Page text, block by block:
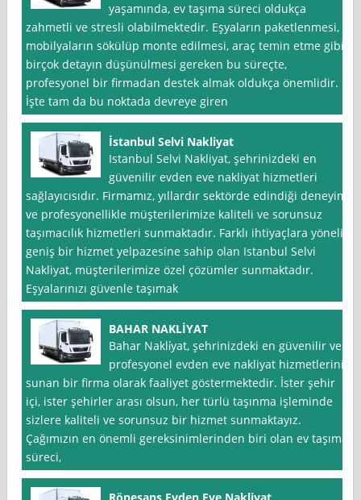
yaşamında, ev taşıma süreci oldukça
zahmetli ve stresli olabilmektedir. Eşyaların paketlenmesi,
mobilyaların sökülüp monte edilmesi, araç temin etme gibi
birçok detayın düşünülmesi gereken bu süreçte,
profesyonel bir firmadan destek almak oldukça önemlidir.
İşte tam da bu noktada devreye giren
İstanbul Selvi Nakliyat
Istanbul Selvi Nakliyat, şehrinizdeki en
güvenilir evden eve nakliyat hizmetleri
sağlayıcısıdır. Firmamız, yıllardır sektörde edindiği deneyim
ve profesyonellikle müşterilerimize kaliteli ve sorunsuz
taşımacılık hizmetleri sunmaktadır. Farklı ihtiyaçlara yönelik
geniş bir hizmet yelpazesine sahip olan Istanbul Selvi
Nakliyat, müşterilerimize özel çözümler sunmaktadır.
Eşyalarınızı güvenle taşımak
BAHAR NAKLİYAT
Bahar Nakli̇yat, şehrinizdeki en güvenilir ve
profesyonel evden eve nakliyat hizmetlerini
sunan bir firma olarak faaliyet göstermektedir. İster şehir
içi, ister şehirler arası olsun, her türlü taşınma işleminde
sizlere kaliteli ve sorunsuz bir hizmet sunmaktayız.
Çağımızın en önemli gereksinimlerinden biri olan ev taşıma
süreci,